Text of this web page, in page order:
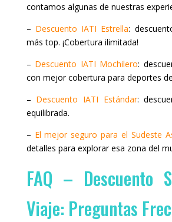
contamos algunas de nuestras
– Descuento IATI Estrella:
más top. ¡Cobertura ilimitada!
– Descuento IATI Mochilero:
con mejor cobertura para deportes
– Descuento IATI Estándar:
equilibrada.
– El mejor seguro para el Sudeste
detalles para explorar esa zona del
FAQ – Descuento
Viaje: Preguntas